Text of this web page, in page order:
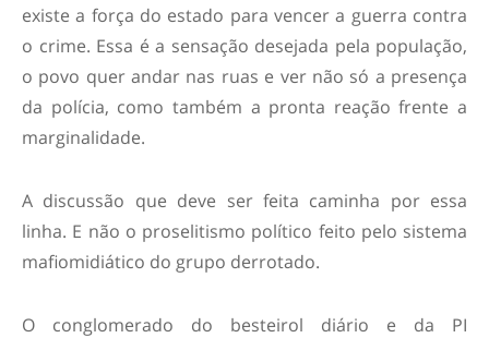
existe a força do estado para vencer a guerra contra
o crime. Essa é a sensação desejada pela população,
o povo quer andar nas ruas e ver não só a presença
da polícia, como também a pronta reação frente a
marginalidade.
A discussão que deve ser feita caminha por essa
linha. E não o proselitismo político feito pelo sistema
mafiomidiático do grupo derrotado.
O conglomerado do besteirol diário e da PI